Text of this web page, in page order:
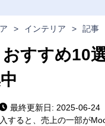
> インテリア > 記事
すすめ10
最終更新日: 2025-06-24
すると、売上の一部が